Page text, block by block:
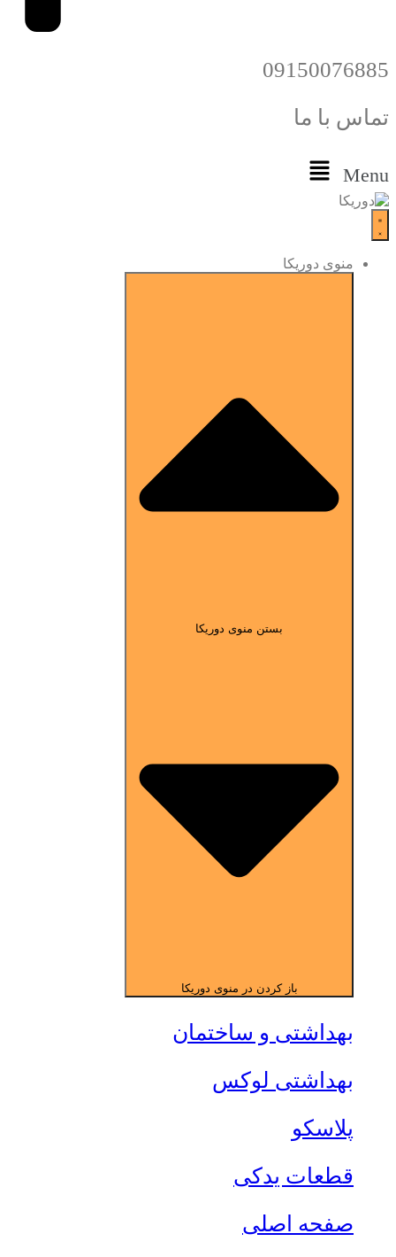
09150076885
تماس با ما
Menu
منوی دوریکا
بستن منوی دوریکا
باز کردن در منوی دوریکا
بهداشتی و ساختمان
بهداشتی لوکس
پلاسکو
قطعات یدکی
صفحه اصلی